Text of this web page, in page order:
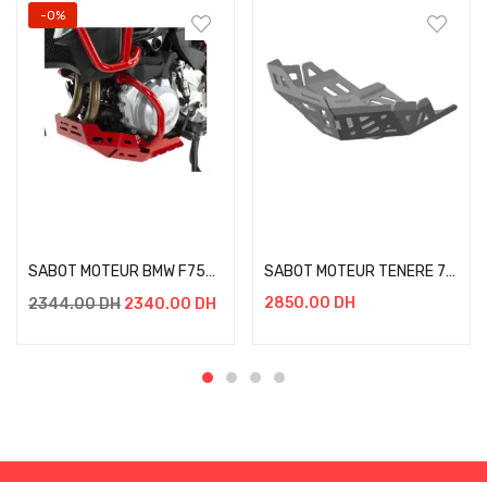
-0%
SABOT MOTEUR BMW F750/F850 GS NOIR
2344.00DH 2340.00 DH
SABOT MOTEUR TENERE 700 /RALLY/WORLD WIDE/EXTREME -NOIR
2850.00 DH